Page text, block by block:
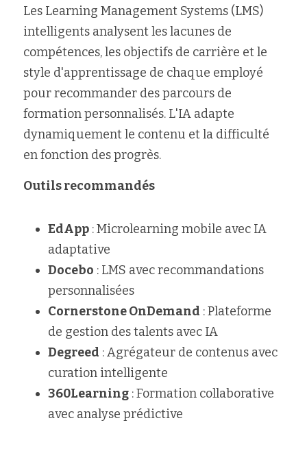
Les Learning Management Systems (LMS)
intelligents analysent les lacunes de
compétences, les objectifs de carrière et le
style d'apprentissage de chaque employé
pour recommander des parcours de
formation personnalisés. L'IA adapte
dynamiquement le contenu et la difficulté
en fonction des progrès.
Outils recommandés
EdApp : Microlearning mobile avec IA
adaptative
Docebo : LMS avec recommandations
personnalisées
Cornerstone OnDemand : Plateforme
de gestion des talents avec IA
Degreed : Agrégateur de contenus avec
curation intelligente
360Learning : Formation collaborative
avec analyse prédictive